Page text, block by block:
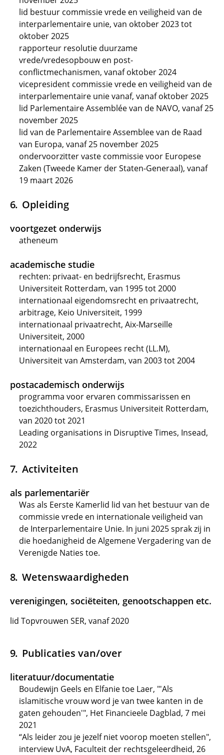
lid bestuur commissie vrede en veiligheid van de
interparlementaire unie, van oktober 2023 tot
oktober 2025
rapporteur resolutie duurzame
vrede/vredesopbouw en post-
conflictmechanismen, vanaf oktober 2024
vicepresident commissie vrede en veiligheid van de
interparlementaire unie vanaf, vanaf oktober 2025
lid Parlementaire Assemblée van de NAVO, vanaf 25
november 2025
lid van de Parlementaire Assemblee van de Raad
van Europa, vanaf 25 november 2025
ondervoorzitter vaste commissie voor Europese
Zaken (Tweede Kamer der Staten-Generaal), vanaf
19 maart 2026
Opleiding
voortgezet onderwijs
atheneum
academische studie
rechten: privaat- en bedrijfsrecht, Erasmus
Universiteit Rotterdam, van 1995 tot 2000
internationaal eigendomsrecht en privaatrecht,
arbitrage, Keio Universiteit, 1999
internationaal privaatrecht, Aix-Marseille
Universiteit, 2000
internationaal en Europees recht (LL.M),
Universiteit van Amsterdam, van 2003 tot 2004
postacademisch onderwijs
programma voor ervaren commissarissen en
toezichthouders, Erasmus Universiteit Rotterdam,
van 2020 tot 2021
Leading organisations in Disruptive Times, Insead,
2022
Activiteiten
als parlementariër
Was als Eerste Kamerlid lid van het bestuur van de
commissie vrede en internationale veiligheid van
de Interparlementaire Unie. In juni 2025 sprak zij in
die hoedanigheid de Algemene Vergadering van de
Verenigde Naties toe.
Wetenswaardigheden
verenigingen, sociëteiten, genootschappen etc.
lid Topvrouwen SER, vanaf 2020
Publicaties van/over
literatuur/documentatie
Boudewijn Geels en Elfanie toe Laer, "'Als
islamitische vrouw word je van twee kanten in de
gaten gehouden'", Het Financieele Dagblad, 7 mei
2021
“Als leider zou je jezelf niet voorop moeten stellen",
interview UvA, Faculteit der rechtsgeleerdheid, 26